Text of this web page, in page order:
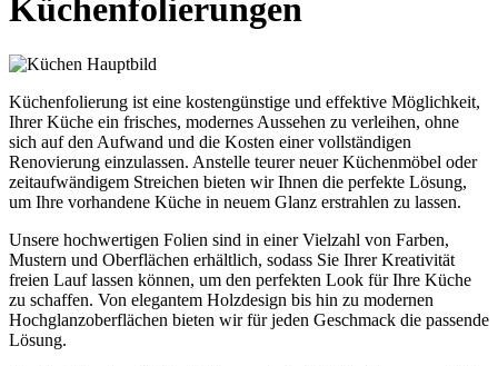
Küchenfolierungen
Küchenfolierung ist eine kostengünstige und effektive Möglichkeit,
Ihrer Küche ein frisches, modernes Aussehen zu verleihen, ohne
sich auf den Aufwand und die Kosten einer vollständigen
Renovierung einzulassen. Anstelle teurer neuer Küchenmöbel oder
zeitaufwändigem Streichen bieten wir Ihnen die perfekte Lösung,
um Ihre vorhandene Küche in neuem Glanz erstrahlen zu lassen.
Unsere hochwertigen Folien sind in einer Vielzahl von Farben,
Mustern und Oberflächen erhältlich, sodass Sie Ihrer Kreativität
freien Lauf lassen können, um den perfekten Look für Ihre Küche
zu schaffen. Von elegantem Holzdesign bis hin zu modernen
Hochglanzoberflächen bieten wir für jeden Geschmack die passende
Lösung.